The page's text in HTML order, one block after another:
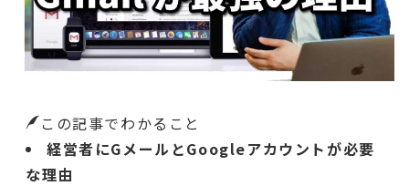
この記事でわかること
経営者にGメールとGoogleアカウントが必要
な理由